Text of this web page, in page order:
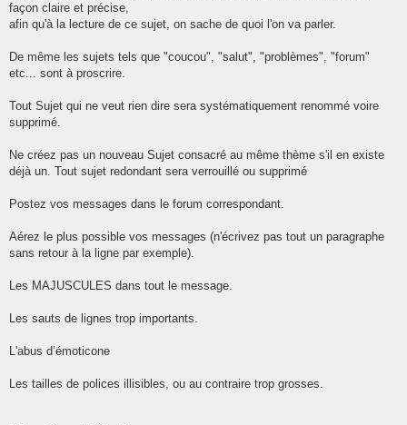
façon claire et précise,
afin qu'à la lecture de ce sujet, on sache de quoi l'on va parler.
De même les sujets tels que "coucou", "salut", "problèmes", "forum"
etc... sont à proscrire.
Tout Sujet qui ne veut rien dire sera systématiquement renommé voire
supprimé.
Ne créez pas un nouveau Sujet consacré au même thème s'il en existe
déjà un. Tout sujet redondant sera verrouillé ou supprimé
Postez vos messages dans le forum correspondant.
Aérez le plus possible vos messages (n'écrivez pas tout un paragraphe
sans retour à la ligne par exemple).
Les MAJUSCULES dans tout le message.
Les sauts de lignes trop importants.
L'abus d’émoticone
Les tailles de polices illisibles, ou au contraire trop grosses.